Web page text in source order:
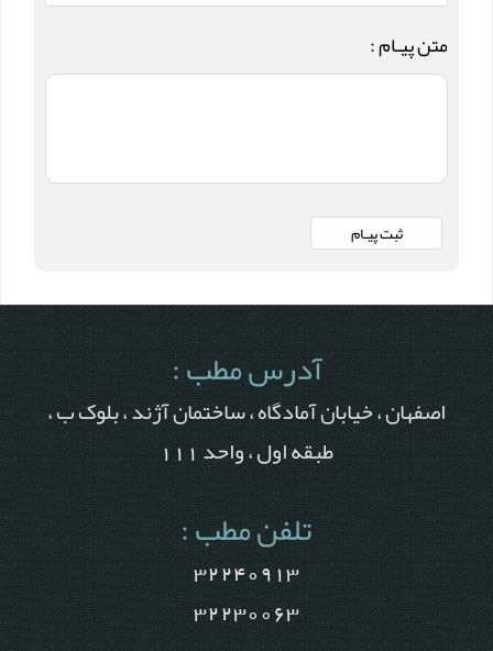
متن پیـام :
آدرس مطب :
اصفهان ، خیابان آمادگاه ، ساختمان آژند ، بلوک ب ،
طبقه اول ، واحد 111
تلفن مطب :
32240913
32230063